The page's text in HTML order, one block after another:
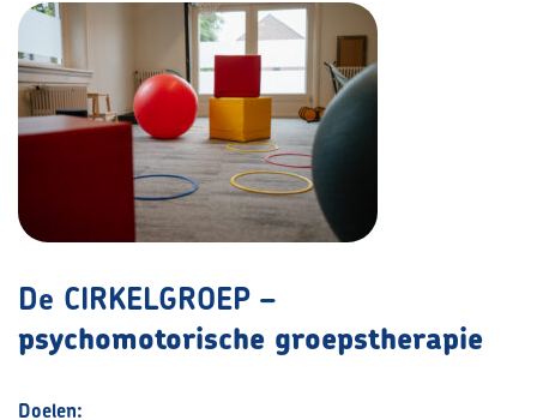
De CIRKELGROEP –
psychomotorische groepstherapie
Doelen: